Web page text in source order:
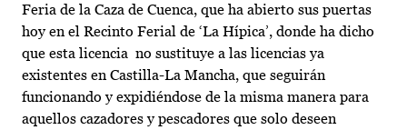
Feria de la Caza de Cuenca, que ha abierto sus puertas
hoy en el Recinto Ferial de ‘La Hípica’, donde ha dicho
que esta licencia no sustituye a las licencias ya
existentes en Castilla-La Mancha, que seguirán
funcionando y expidiéndose de la misma manera para
aquellos cazadores y pescadores que solo deseen